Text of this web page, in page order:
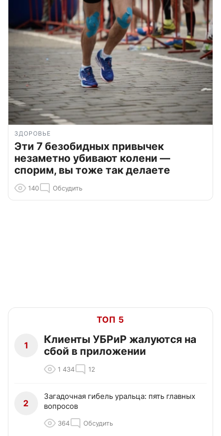
ЗДОРОВЬЕ
Эти 7 безобидных привычек
незаметно убивают колени —
спорим, вы тоже так делаете
140 Обсудить
ТОП 5
1
Клиенты УБРиР жалуются на
сбой в приложении
1 434 12
2
Загадочная гибель уральца: пять главных
вопросов
364 Обсудить